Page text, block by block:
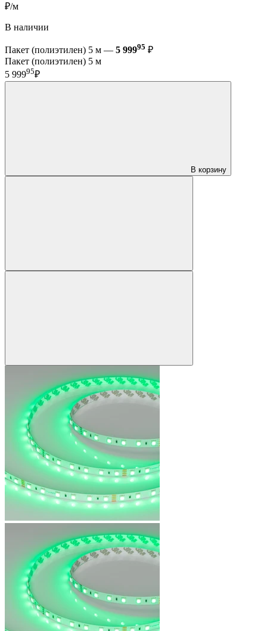
₽/м
В наличии
Пакет (полиэтилен) 5 м — 5 99995 ₽
Пакет (полиэтилен) 5 м
5 99995₽
В корзину